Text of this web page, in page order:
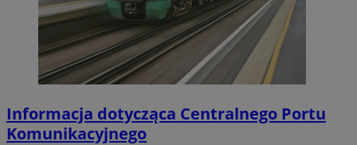
Informacja dotycząca Centralnego Portu
Komunikacyjnego